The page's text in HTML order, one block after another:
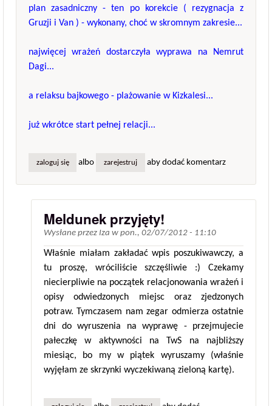
plan zasadniczny - ten po korekcie ( rezygnacja z
Gruzji i Van ) - wykonany, choć w skromnym zakresie...
najwięcej wrażeń dostarczyła wyprawa na Nemrut
Dagi...
a relaksu bajkowego - plażowanie w Kizkalesi...
już wkrótce start pełnej relacji...
zaloguj się albo zarejestruj aby dodać komentarz
Meldunek przyjęty!
Wysłane przez Iza w pon., 02/07/2012 - 11:10
Właśnie miałam zakładać wpis poszukiwawczy, a
tu proszę, wróciliście szczęśliwie :) Czekamy
niecierpliwie na początek relacjonowania wrażeń i
opisy odwiedzonych miejsc oraz zjedzonych
potraw. Tymczasem nam zegar odmierza ostatnie
dni do wyruszenia na wyprawę - przejmujecie
pałeczkę w aktywności na TwS na najbliższy
miesiąc, bo my w piątek wyruszamy (właśnie
wyjęłam ze skrzynki wyczekiwaną zieloną kartę).